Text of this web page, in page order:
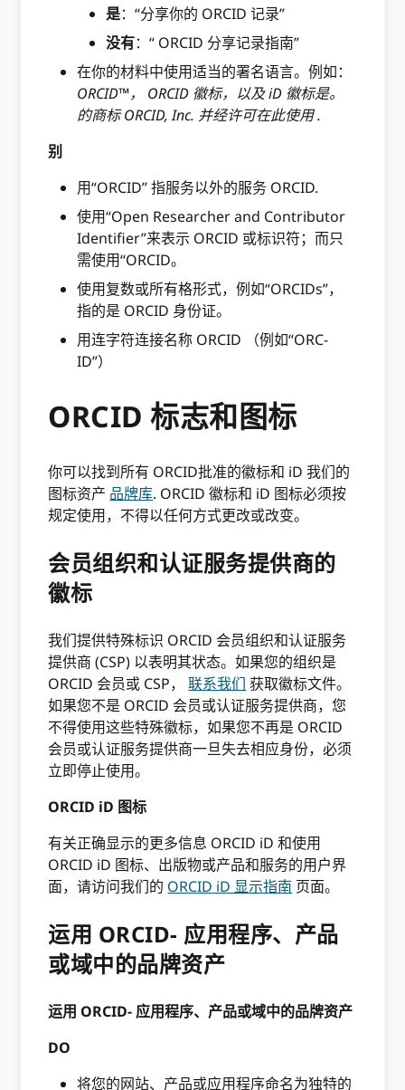
是：“分享你的 ORCID 记录”
没有：“ ORCID 分享记录指南”
在你的材料中使用适当的署名语言。例如：
ORCID™， ORCID 徽标，以及 iD 徽标是。
的商标 ORCID, Inc. 并经许可在此使用.
别
用“ORCID” 指服务以外的服务 ORCID.
使用“Open Researcher and Contributor
Identifier”来表示 ORCID 或标识符；而只
需使用“ORCID。
使用复数或所有格形式，例如“ORCIDs”，
指的是 ORCID 身份证。
用连字符连接名称 ORCID （例如“ORC-
ID”）
ORCID 标志和图标
你可以找到所有 ORCID批准的徽标和 iD 我们的
图标资产 品牌库. ORCID 徽标和 iD 图标必须按
规定使用，不得以任何方式更改或改变。
会员组织和认证服务提供商的
徽标
我们提供特殊标识 ORCID 会员组织和认证服务
提供商 (CSP) 以表明其状态。如果您的组织是
ORCID 会员或 CSP，联系我们 获取徽标文件。
如果您不是 ORCID 会员或认证服务提供商，您
不得使用这些特殊徽标，如果您不再是 ORCID
会员或认证服务提供商一旦失去相应身份，必须
立即停止使用。
ORCID iD 图标
有关正确显示的更多信息 ORCID iD 和使用
ORCID iD 图标、出版物或产品和服务的用户界
面，请访问我们的 ORCID iD 显示指南 页面。
运用 ORCID- 应用程序、产品
或域中的品牌资产
运用 ORCID- 应用程序、产品或域中的品牌资产
DO
将您的网站、产品或应用程序命名为独特的